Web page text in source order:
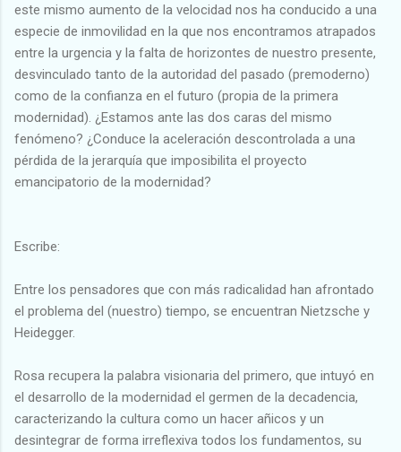
este mismo aumento de la velocidad nos ha conducido a una
especie de inmovilidad en la que nos encontramos atrapados
entre la urgencia y la falta de horizontes de nuestro presente,
desvinculado tanto de la autoridad del pasado (premoderno)
como de la confianza en el futuro (propia de la primera
modernidad). ¿Estamos ante las dos caras del mismo
fenómeno? ¿Conduce la aceleración descontrolada a una
pérdida de la jerarquía que imposibilita el proyecto
emancipatorio de la modernidad?
Escribe:
Entre los pensadores que con más radicalidad han afrontado
el problema del (nuestro) tiempo, se encuentran Nietzsche y
Heidegger.
Rosa recupera la palabra visionaria del primero, que intuyó en
el desarrollo de la modernidad el germen de la decadencia,
caracterizando la cultura como un hacer añicos y un
desintegrar de forma irreflexiva todos los fundamentos, su